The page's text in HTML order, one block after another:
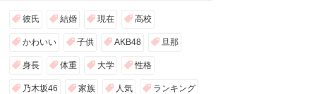
彼氏 結婚 現在 高校
かわいい 子供 AKB48 旦那
身長 体重 大学 性格
乃木坂46 家族 人気 ランキング